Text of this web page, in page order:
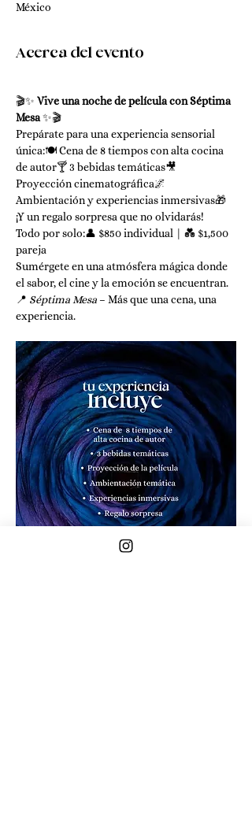
México
Acerca del evento
🎬✨ Vive una noche de película con Séptima
Mesa ✨🎬
Prepárate para una experiencia sensorial
única:🍽️ Cena de 8 tiempos con alta cocina
de autor🍸 3 bebidas temáticas🎥
Proyección cinematográfica🌌
Ambientación y experiencias inmersivas🎁
¡Y un regalo sorpresa que no olvidarás!
Todo por solo:👤 $850 individual | 💑 $1,500
pareja
Sumérgete en una atmósfera mágica donde
el sabor, el cine y la emoción se encuentran.
📍 Séptima Mesa – Más que una cena, una
experiencia.